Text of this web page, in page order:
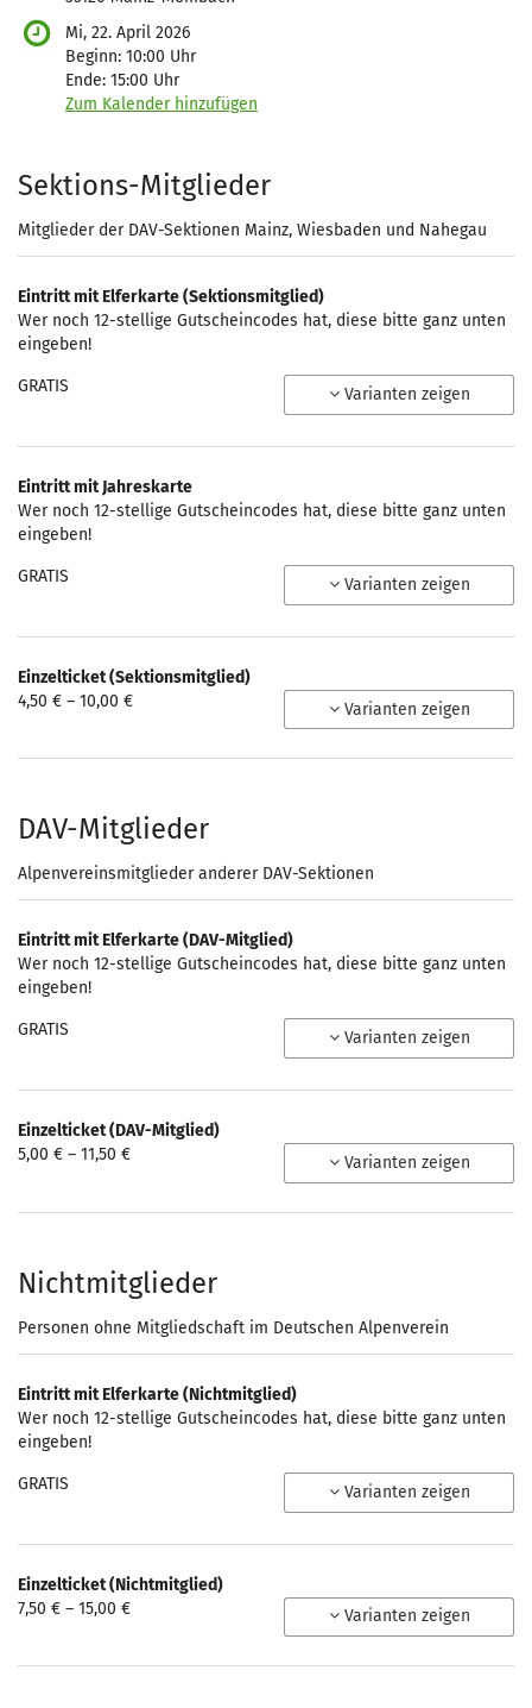
Mi, 22. April 2026
Beginn: 10:00 Uhr
Ende: 15:00 Uhr
Zum Kalender hinzufügen
Produkte
Sektions-Mitglieder
Mitglieder der DAV-Sektionen Mainz, Wiesbaden und Nahegau
Eintritt mit Elferkarte (Sektionsmitglied)
Wer noch 12-stellige Gutscheincodes hat, diese bitte ganz unten
eingeben!
GRATIS Varianten zeigen
Eintritt mit Jahreskarte
Wer noch 12-stellige Gutscheincodes hat, diese bitte ganz unten
eingeben!
GRATIS Varianten zeigen
Einzelticket (Sektionsmitglied)
von
4,50 € – 10,00 € Varianten zeigen
DAV-Mitglieder
Alpenvereinsmitglieder anderer DAV-Sektionen
Eintritt mit Elferkarte (DAV-Mitglied)
Wer noch 12-stellige Gutscheincodes hat, diese bitte ganz unten
eingeben!
GRATIS Varianten zeigen
Einzelticket (DAV-Mitglied)
von
5,00 € – 11,50 € Varianten zeigen
Nichtmitglieder
Personen ohne Mitgliedschaft im Deutschen Alpenverein
Eintritt mit Elferkarte (Nichtmitglied)
Wer noch 12-stellige Gutscheincodes hat, diese bitte ganz unten
eingeben!
GRATIS Varianten zeigen
Einzelticket (Nichtmitglied)
von
7,50 € – 15,00 € Varianten zeigen